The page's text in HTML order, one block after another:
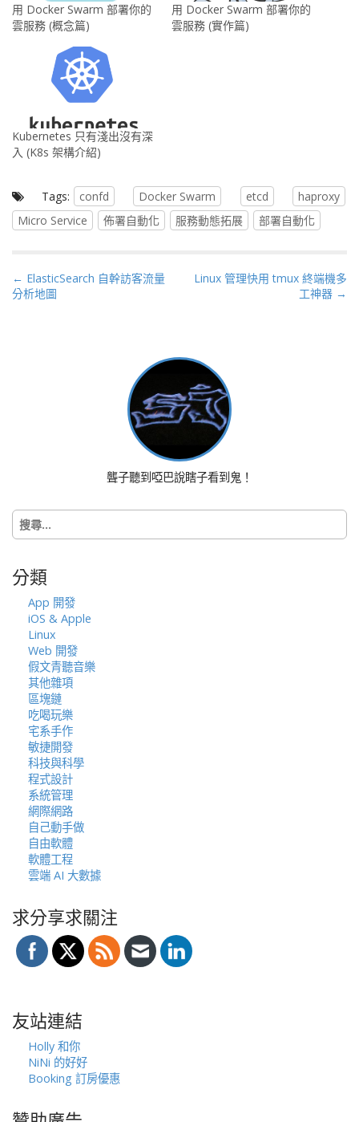
用 Docker Swarm 部署你的
雲服務 (概念篇)
用 Docker Swarm 部署你的
雲服務 (實作篇)
Kubernetes 只有淺出沒有深
入 (K8s 架構介紹)
Tags: confd Docker Swarm etcd
haproxy
Micro Service
佈署自動化 服務動態拓展 部署自動化
P
o
o
n
← ElasticSearch 自幹訪客流量
分析地圖
Linux 管理快用 tmux 終端機多
工神器 →
聾子聽到啞巴說瞎子看到鬼！
搜
尋
字:
分類
App 開發
iOS & Apple
Linux
Web 開發
假文青聽音樂
其他雜項
區塊鏈
吃喝玩樂
宅系手作
敏捷開發
科技與科學
程式設計
系統管理
網際網路
自己動手做
自由軟體
軟體工程
雲端 AI 大數據
求分享求關注
友站連結
Holly 和你
NiNi 的好好
Booking 訂房優惠